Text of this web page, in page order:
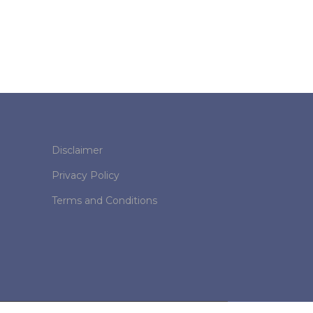
Disclaimer
Privacy Policy
Terms and Conditions